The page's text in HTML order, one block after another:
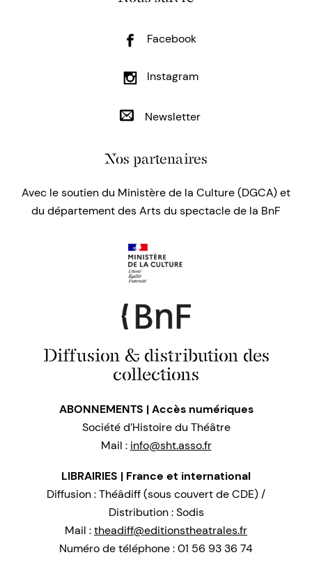
Facebook
Instagram
Newsletter
Nos partenaires
Avec le soutien du Ministère de la Culture (DGCA) et
du département des Arts du spectacle de la BnF
Diffusion & distribution des
collections
ABONNEMENTS | Accès numériques
Société d’Histoire du Théâtre
Mail : info@sht.asso.fr
LIBRAIRIES | France et international
Diffusion : Théâdiff (sous couvert de CDE) /
Distribution : Sodis
Mail :theadiff@editionstheatrales.fr
Numéro de téléphone : 01 56 93 36 74